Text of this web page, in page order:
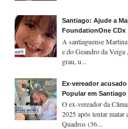
Santiago: Ajude a
FoundationOne CDx
A santiaguense
e do Geandro da
grau, u...
Ex-vereador
Popular em Santiago
O ex-vereador da
2025 após tentar matar
Quadros (36...